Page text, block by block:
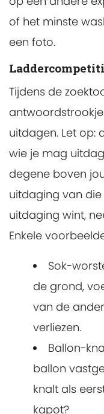
of het minste
een foto.
Tijdens de
uitdagen. Let
wie je mag
degene boven
uitdaging van
uitdaging wint,
Enkele
Sok-
de grond,
van de
verliezen.
Ballon-
ballon
knalt als
kapot?